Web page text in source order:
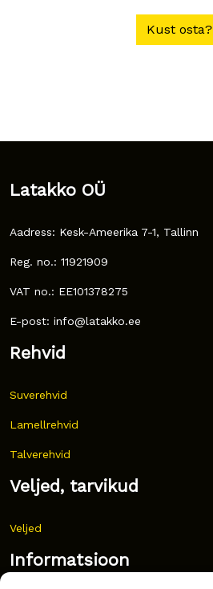
Kust osta?
Latakko OÜ
Aadress: Kesk-Ameerika 7-1, Tallinn
Reg. no.: 11921909
VAT no.: EE101378275
E-post: info@latakko.ee
Rehvid
Suverehvid
Lamellrehvid
Talverehvid
Veljed, tarvikud
Veljed
Informatsioon